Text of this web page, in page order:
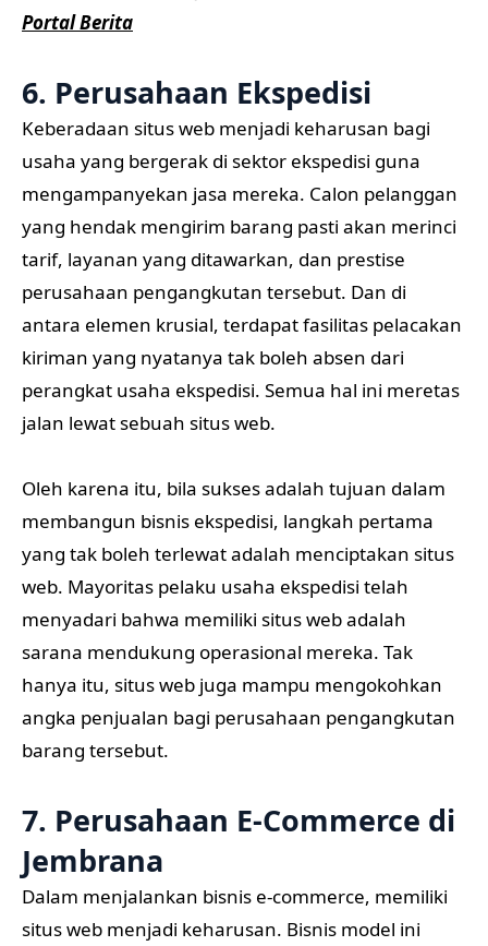
Portal Berita
6. Perusahaan Ekspedisi
Keberadaan situs web menjadi keharusan bagi
usaha yang bergerak di sektor ekspedisi guna
mengampanyekan jasa mereka. Calon pelanggan
yang hendak mengirim barang pasti akan merinci
tarif, layanan yang ditawarkan, dan prestise
perusahaan pengangkutan tersebut. Dan di
antara elemen krusial, terdapat fasilitas pelacakan
kiriman yang nyatanya tak boleh absen dari
perangkat usaha ekspedisi. Semua hal ini meretas
jalan lewat sebuah situs web.
Oleh karena itu, bila sukses adalah tujuan dalam
membangun bisnis ekspedisi, langkah pertama
yang tak boleh terlewat adalah menciptakan situs
web. Mayoritas pelaku usaha ekspedisi telah
menyadari bahwa memiliki situs web adalah
sarana mendukung operasional mereka. Tak
hanya itu, situs web juga mampu mengokohkan
angka penjualan bagi perusahaan pengangkutan
barang tersebut.
7. Perusahaan E-Commerce di
Jembrana
Dalam menjalankan bisnis e-commerce, memiliki
situs web menjadi keharusan. Bisnis model ini